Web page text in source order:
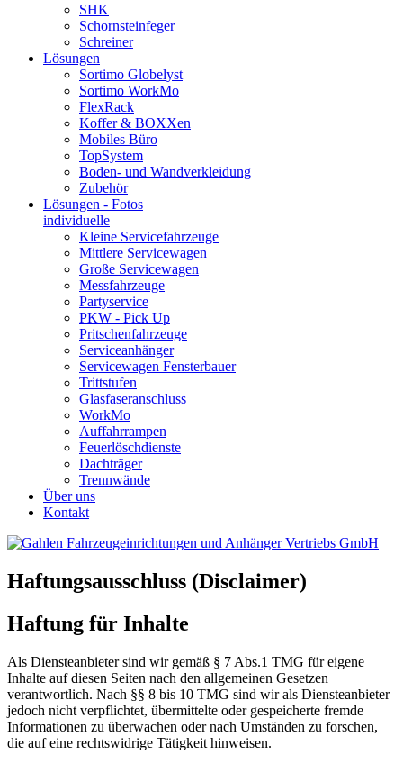
SHK
Schornsteinfeger
Schreiner
Lösungen
Sortimo Globelyst
Sortimo WorkMo
FlexRack
Koffer & BOXXen
Mobiles Büro
TopSystem
Boden- und Wandverkleidung
Zubehör
Lösungen - Fotos
individuelle
Kleine Servicefahrzeuge
Mittlere Servicewagen
Große Servicewagen
Messfahrzeuge
Partyservice
PKW - Pick Up
Pritschenfahrzeuge
Serviceanhänger
Servicewagen Fensterbauer
Trittstufen
Glasfaseranschluss
WorkMo
Auffahrrampen
Feuerlöschdienste
Dachträger
Trennwände
Über uns
Kontakt
Haftungsausschluss (Disclaimer)
Haftung für Inhalte
Als Diensteanbieter sind wir gemäß § 7 Abs.1 TMG für eigene
Inhalte auf diesen Seiten nach den allgemeinen Gesetzen
verantwortlich. Nach §§ 8 bis 10 TMG sind wir als Diensteanbieter
jedoch nicht verpflichtet, übermittelte oder gespeicherte fremde
Informationen zu überwachen oder nach Umständen zu forschen,
die auf eine rechtswidrige Tätigkeit hinweisen.